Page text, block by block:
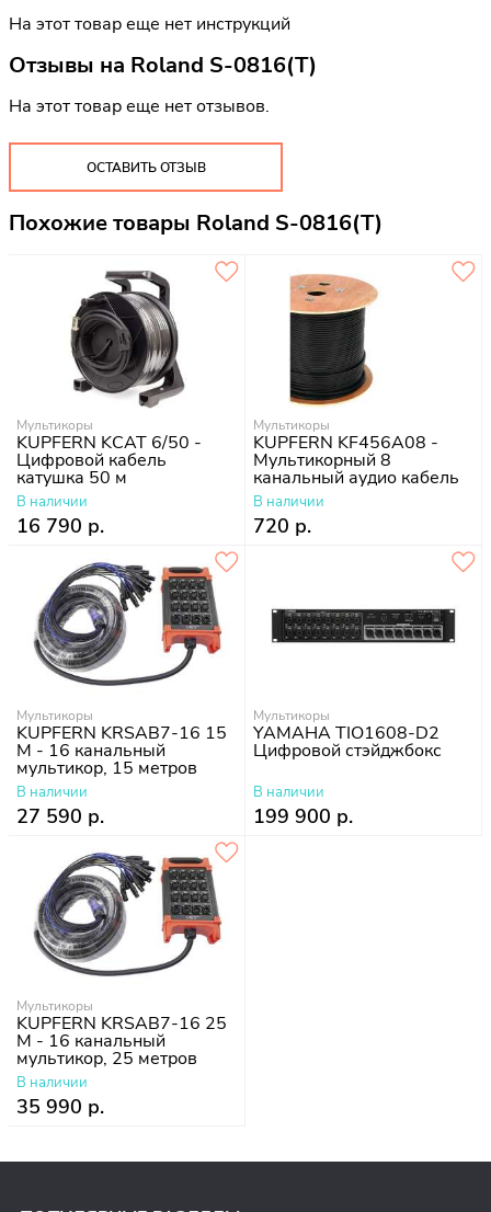
На этот товар еще нет инструкций
Отзывы на Roland S-0816(T)
На этот товар еще нет отзывов.
ОСТАВИТЬ ОТЗЫВ
Похожие товары Roland S-0816(T)
Мультикоры
KUPFERN KCAT 6/50 -
Цифровой кабель
катушка 50 м
В наличии
16 790 р.
Мультикоры
KUPFERN KF456A08 -
Мультикорный 8
канальный аудио кабель
В наличии
720 р.
Мультикоры
KUPFERN KRSAB7-16 15
M - 16 канальный
мультикор, 15 метров
В наличии
27 590 р.
Мультикоры
YAMAHA TIO1608-D2
Цифровой стэйджбокс
В наличии
199 900 р.
Мультикоры
KUPFERN KRSAB7-16 25
M - 16 канальный
мультикор, 25 метров
В наличии
35 990 р.